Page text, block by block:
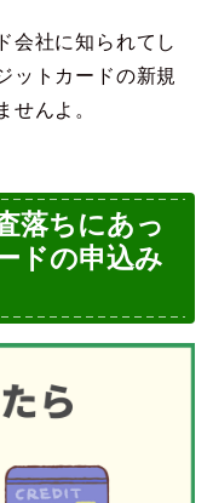
会社に知られてし
ットカードの新規
せんよ。
落ちにあっ
ドの申込み